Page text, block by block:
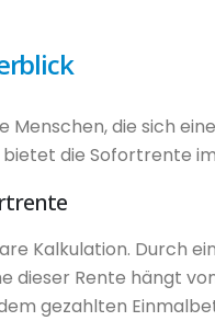
die sich
die Sofortrente
Kalkulation. Durch
dieser Rente hängt
gezahlten